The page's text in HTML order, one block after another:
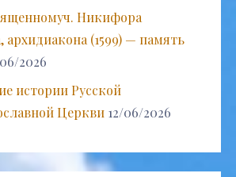
Никифора
архидиакона (1599) — память
2026
истории Русской
Церкви 12/06/2026